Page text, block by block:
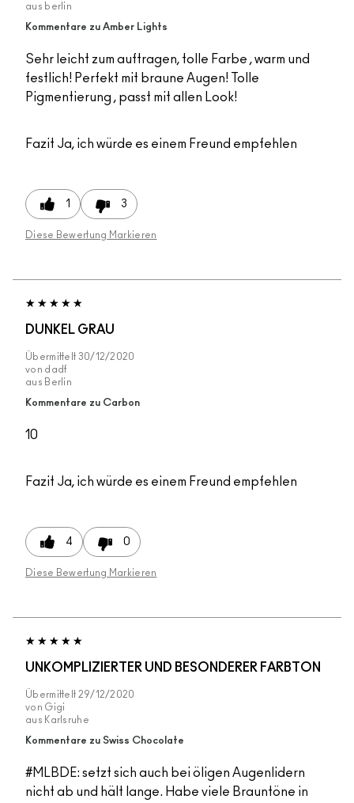
aus berlin
Kommentare zu Amber Lights
Sehr leicht zum auftragen, tolle Farbe , warm und
festlich! Perfekt mit braune Augen! Tolle
Pigmentierung , passt mit allen Look!
Fazit Ja, ich würde es einem Freund empfehlen
1 3
Diese Bewertung Markieren
DUNKEL GRAU
Übermittelt 30/12/2020
von dadf
aus Berlin
Kommentare zu Carbon
10
Fazit Ja, ich würde es einem Freund empfehlen
4 0
Diese Bewertung Markieren
UNKOMPLIZIERTER UND BESONDERER FARBTON
Übermittelt 29/12/2020
von Gigi
aus Karlsruhe
Kommentare zu Swiss Chocolate
#MLBDE: setzt sich auch bei öligen Augenlidern
nicht ab und hält lange. Habe viele Brauntöne in